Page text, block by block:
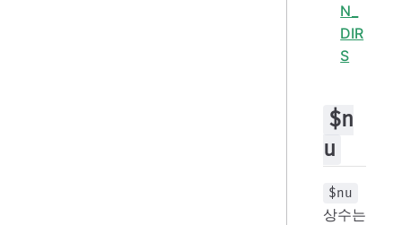
N_
DIR
S
$n
u
$nu
상수는